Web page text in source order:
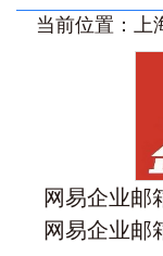
当前位置：
网易企业邮
网易企业邮